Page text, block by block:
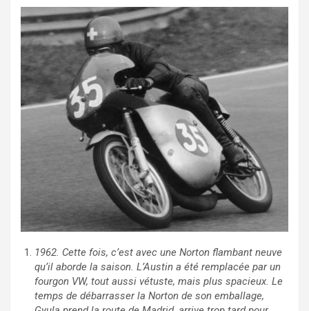
1962. Cette fois, c’est avec une Norton flambant neuve
qu’il aborde la saison. L’Austin a été remplacée par un
fourgon VW, tout aussi vétuste, mais plus spacieux. Le
temps de débarrasser la Norton de son emballage,